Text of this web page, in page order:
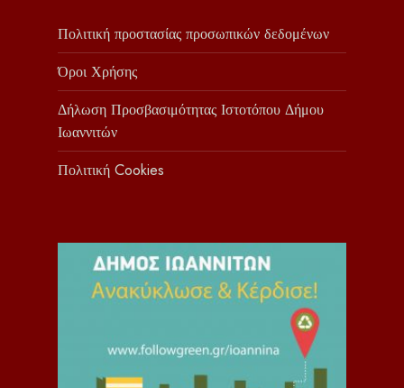
Πολιτική προστασίας προσωπικών δεδομένων
Όροι Χρήσης
Δήλωση Προσβασιμότητας Ιστοτόπου Δήμου
Ιωαννιτών
Πολιτική Cookies